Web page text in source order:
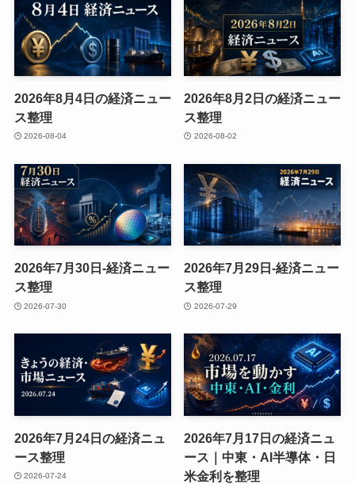
2026年8月4日の経済ニュー
ス整理
2026-08-04
2026年8月2日の経済ニュー
ス整理
2026-08-02
2026年7月30日-経済ニュー
ス整理
2026-07-30
2026年7月29日-経済ニュー
ス整理
2026-07-29
2026年7月24日の経済ニュ
ース整理
2026-07-24
2026年7月17日の経済ニュ
ース｜中東・AI半導体・日
米金利を整理